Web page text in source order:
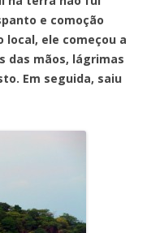
e comoção
local, ele começou a
das mãos, lágrimas
Em seguida, saiu